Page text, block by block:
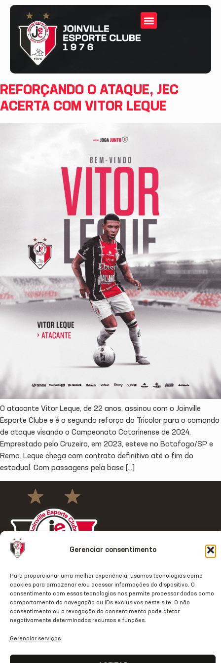
Gerenciar consentimento
Para proporcionar uma melhor experiência, usamos tecnologias como
cookies para armazenar e/ou acessar informações do dispositivo. O
consentimento com essas tecnologias nos permite processar dados como
comportamento da navegação ou IDs exclusivos neste site. O não
consentimento ou a revogação do consentimento pode afetar
negativamente determinados recursos e funções.
Gerenciar serviços
REFORÇANDO O ATAQUE, JEC
ACERTA COM VITOR LEQUE
O atacante Vitor Leque, de 22 anos, assinou com o Joinville
Esporte Clube e é o segundo reforço do Tricolor para o comando
de ataque visando o Campeonato Catarinense de 2024.
Emprestado pelo Cruzeiro, em 2023, esteve no Botafogo/SP e
Remo. Leque chega com contrato definitivo até o fim do
estadual. Com passagens pela base […]
ACESSO
RÁPIDO
Home
Clube
REDES
Facebook
OUTRAS
Threads